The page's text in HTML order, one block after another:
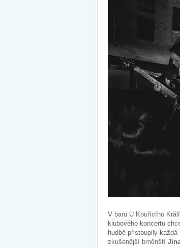
V baru U Kouřícího
klubového koncertu
hudbě přistoupily
zkušenější brněnští